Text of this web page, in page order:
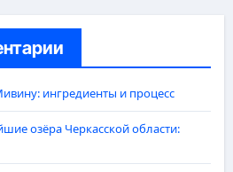
ингредиенты и процесс
озёра Черкасской области: